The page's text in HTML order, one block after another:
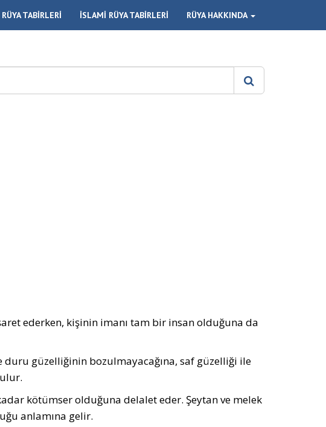
RÜYA TABİRLERİ İSLAMİ RÜYA TABİRLERİ RÜYA HAKKINDA
ederken, kişinin imanı tam bir insan olduğuna da
duru güzelliğinin bozulmayacağına, saf güzelliği ile
kötümser olduğuna delalet eder. Şeytan ve melek
anlamına gelir.